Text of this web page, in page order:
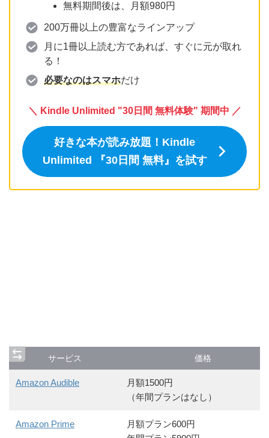
無料期間後は、月額980円
200万冊以上の豊富なラインアップ
月に1冊以上読む方であれば、すぐに元が取れ
る！
必要なのはスマホだけ
＼ Kindle Unlimited "30日間 無料体験" 期間中 ／
好きな本が読み放題！Kindle
Unlimited 『30日間 無料』を試す
サービス 価格
Amazon Audible
月額1500円
（年間プランはなし）
Amazon Prime
月額プラン600円